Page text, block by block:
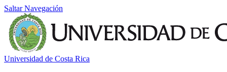
Saltar Navegación
Universidad de Costa Rica